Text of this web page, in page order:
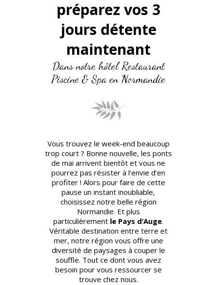
préparez vos 3
jours détente
maintenant
Dans notre hôtel Restaurant
Piscine & Spa en Normandie
Vous trouvez le week-end beaucoup
trop court ? Bonne nouvelle, les ponts
de mai arrivent bientôt et vous ne
pourrez pas résister à l’envie d’en
profiter ! Alors pour faire de cette
pause un instant inoubliable,
choisissez notre belle région
Normandie. Et plus
particulièrement le Pays d’Auge.
Véritable destination entre terre et
mer, notre région vous offre une
diversité de paysages à couper le
souffle. Tout ce dont vous avez
besoin pour vous ressourcer se
trouve chez nous.